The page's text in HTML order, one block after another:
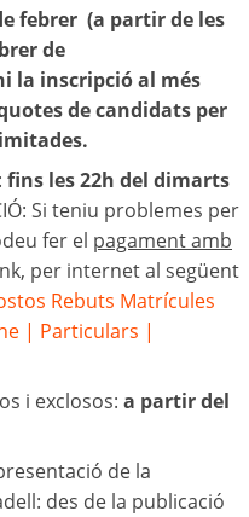
febrer (a partir de les
de
la inscripció al més
de candidats per
fins les 22h del dimarts
Si teniu problemes per
fer el pagament amb
per internet al següent
Rebuts Matrícules
| Particulars |
i exclosos: a partir del
de la
des de la publicació